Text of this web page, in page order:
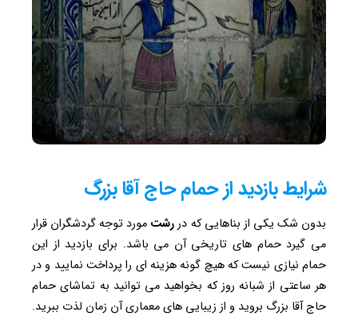
شرایط بازدید از حمام حاج آقا بزرگ
بدون شک یکی از بناهایی که دررشت مورد توجه گردشگران قرار
می گیرد حمام های تاریخی آن می باشد. برای بازدید از این
حمام نیازی نیست که هیچ گونه هزینه ای را پرداخت نمایید و در
هر ساعتی از شبانه روز که بخواهید می توانید به تماشای حمام
حاج آقا بزرگ بروید و از زیبایی های معماری آن زمان لذت ببرید.